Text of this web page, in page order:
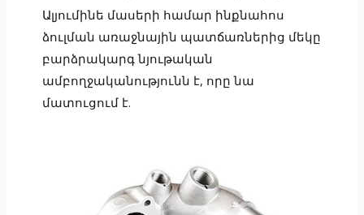
Ալյումինե մասերի համար ինքնահոս
ձուլման առաջնային պատճառներից մեկը
բարձրակարգ նյութական
ամբողջականությունն է, որը նա
մատուցում է.